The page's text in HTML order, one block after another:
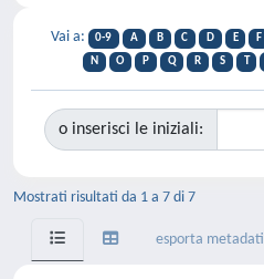
Vai a: 0-9 A B C D E F
N
O P Q R S T
o inserisci le iniziali:
Mostrati risultati da 1 a 7 di 7
esporta metadati